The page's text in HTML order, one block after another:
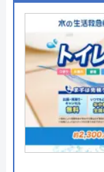
●支払い方法
●累計実績